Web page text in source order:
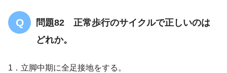
問題82 正常歩行のサイクルで正しいのは
どれか。
1．立脚中期に全足接地をする。